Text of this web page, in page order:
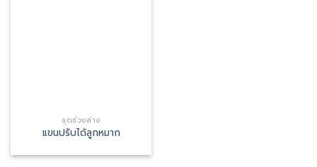
ชุดช่วงล่าง
แขนปรับได้ลูกหมาก